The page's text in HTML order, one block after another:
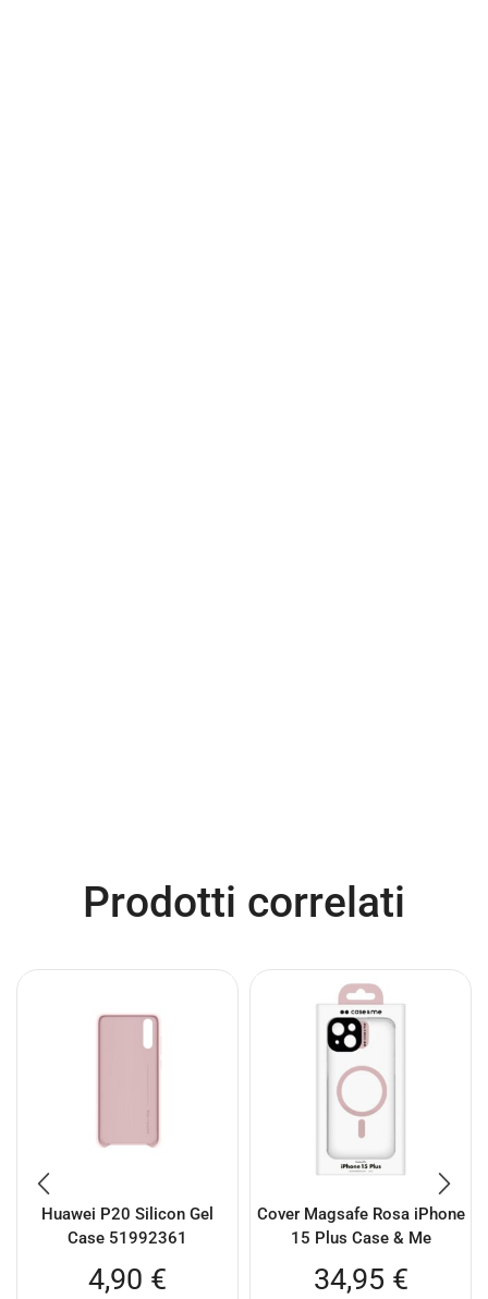
Prodotti correlati
Huawei P20 Silicon Gel
Case 51992361
4,90 €
Cover Magsafe Rosa iPhone
15 Plus Case & Me
34,95 €